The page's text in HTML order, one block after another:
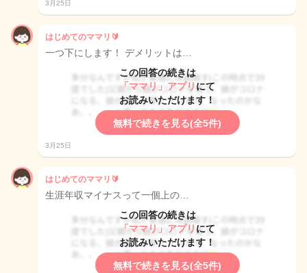
3月25日
はじめてのママリ🔰
一つ下にします！ デメリットは…
この回答の続きは
「ママリ」アプリ にて
お読みいただけます！
無料で続きを見る(全5件)
3月25日
はじめてのママリ🔰
生涯年収マイナスって一個上の…
この回答の続きは
「ママリ」アプリ にて
お読みいただけます！
無料で続きを見る(全5件)